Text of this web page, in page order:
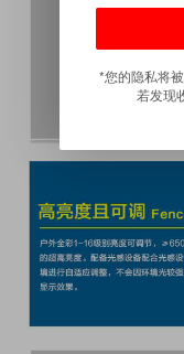
*您的隐私将
若发现